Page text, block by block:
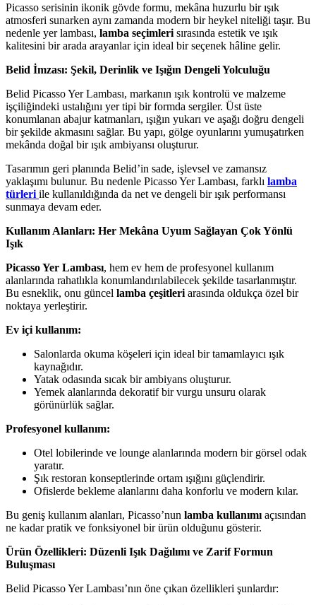
Picasso serisinin ikonik gövde formu, mekâna huzurlu bir ışık
atmosferi sunarken aynı zamanda modern bir heykel niteliği taşır. Bu
nedenle yer lambası, lamba seçimleri sırasında estetik ve ışık
kalitesini bir arada arayanlar için ideal bir seçenek hâline gelir.
Belid İmzası: Şekil, Derinlik ve Işığın Dengeli Yolculuğu
Belid Picasso Yer Lambası, markanın ışık kontrolü ve malzeme
işçiliğindeki ustalığını yer tipi bir formda sergiler. Üst üste
konumlanan abajur katmanları, ışığın yukarı ve aşağı doğru dengeli
bir şekilde akmasını sağlar. Bu yapı, gölge oyunlarını yumuşatırken
mekânda doğal bir ışık ambiyansı oluşturur.
Tasarımın geri planında Belid’in sade, işlevsel ve zamansız
yaklaşımı bulunur. Bu nedenle Picasso Yer Lambası, farklı lamba
türleri ile kullanıldığında da net ve dengeli bir ışık performansı
sunmaya devam eder.
Kullanım Alanları: Her Mekâna Uyum Sağlayan Çok Yönlü
Işık
Picasso Yer Lambası, hem ev hem de profesyonel kullanım
alanlarında rahatlıkla konumlandırılabilecek şekilde tasarlanmıştır.
Bu esneklik, onu güncel lamba çeşitleri arasında oldukça özel bir
noktaya yerleştirir.
Ev içi kullanım:
Salonlarda okuma köşeleri için ideal bir tamamlayıcı ışık
kaynağıdır.
Yatak odasında sıcak bir ambiyans oluşturur.
Yemek alanlarında dekoratif bir vurgu unsuru olarak
görünürlük sağlar.
Profesyonel kullanım:
Otel lobilerinde ve lounge alanlarında modern bir görsel odak
yaratır.
Şık restoran konseptlerinde ortam ışığını güçlendirir.
Ofislerde bekleme alanlarını daha konforlu ve modern kılar.
Bu geniş kullanım alanları, Picasso’nun lamba kullanımı açısından
ne kadar pratik ve fonksiyonel bir ürün olduğunu gösterir.
Ürün Özellikleri: Düzenli Işık Dağılımı ve Zarif Formun
Buluşması
Belid Picasso Yer Lambası’nın öne çıkan özellikleri şunlardır: